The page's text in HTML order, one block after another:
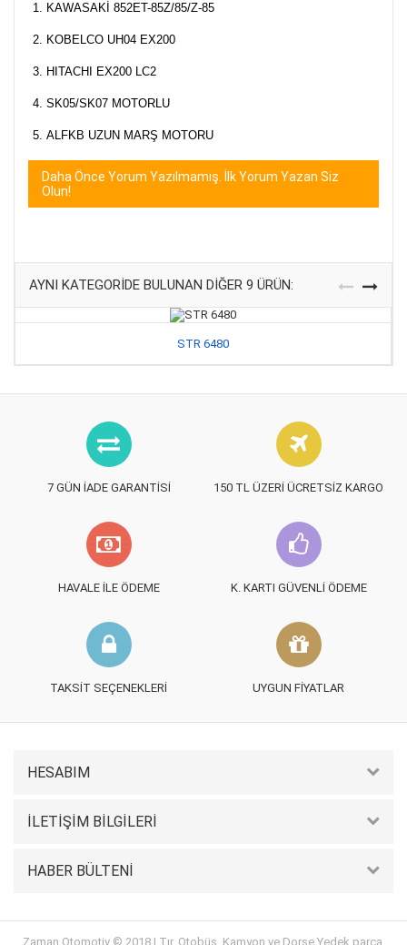
KAWASAKİ 852ET-85Z/85/Z-85
KOBELCO UH04 EX200
HITACHI EX200 LC2
SK05/SK07 MOTORLU
ALFKB UZUN MARŞ MOTORU
Daha Önce Yorum Yazılmamış. İlk Yorum Yazan Siz
Olun!
AYNI KATEGORIDE BULUNAN DIĞER 9 ÜRÜN:
STR 6480
7 GÜN İADE GARANTISI 150 TL ÜZERI ÜCRETSIZ KARGO
HAVALE İLE ÖDEME K. KARTI GÜVENLI ÖDEME
TAKSIT SEÇENEKLERI UYGUN FIYATLAR
HESABIM
İLETIŞIM BILGILERI
HABER BÜLTENI
Zaman Otomotiv © 2018 | Tır, Otobüs, Kamyon ve Dorse Yedek parça,